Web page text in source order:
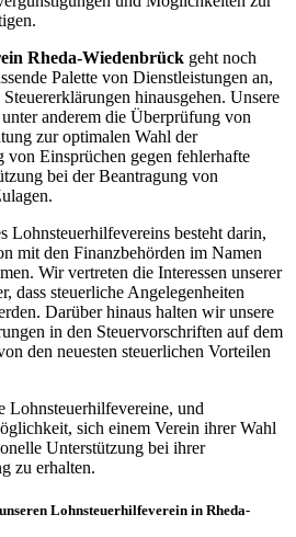
Rheda-Wiedenbrück geht noch
Palette von Dienstleistungen an,
hinausgehen. Unsere
anderem die Überprüfung von
zur optimalen Wahl der
von Einsprüchen gegen fehlerhafte
bei der Beantragung von
Lohnsteuerhilfevereins besteht darin,
mit den Finanzbehörden im Namen
Wir vertreten die Interessen unserer
dass steuerliche Angelegenheiten
Darüber hinaus halten wir unsere
in den Steuervorschriften auf dem
den neuesten steuerlichen Vorteilen
Lohnsteuerhilfevereine, und
sich einem Verein ihrer Wahl
Unterstützung bei ihrer
zu erhalten.
Lohnsteuerhilfeverein in Rheda-